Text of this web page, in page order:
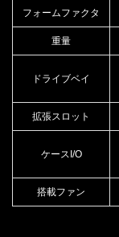
フォームファクタ
重量
ドライブベイ
拡張スロット
ケースI/O
搭載ファン